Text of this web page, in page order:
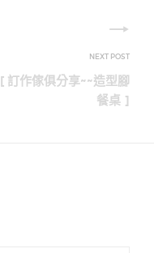
[ 訂作傢俱分享~~造型腳
餐桌 ]